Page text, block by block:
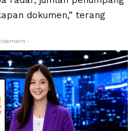
dokumen,” terang
-